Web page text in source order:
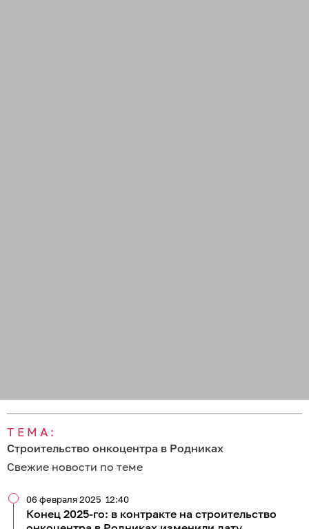
ТЕМА:
Строительство онкоцентра в Родниках
Свежие новости по теме
Конец 2025-го: в контракте на строительство
06 февраля 2025 12:40